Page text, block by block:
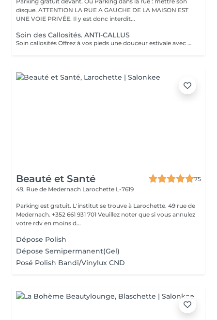
disque. ATTENTION LA RUE A GAUCHE DE LA MAISON EST
UNE VOIE PRIVÉE. Il y est donc interdit...
Soin des Callosités. ANTI-CALLUS
Soin callosités Offrez à vos pieds une douceur estivale avec notre soin anti-callosités. En 30 minutes, nous éliminons les zones rugueuses grâce à une soin professionnel ultra-efficace. Résultat : des pieds lisses, doux et prêts à se dévoiler dans vos sandales préférées. Parfait avant les beaux jours ! Attention, il ne s'agit pas d'une pédicure : nous ne nous occupons ni des ongles, ni de la pose de vernis.
Beauté et Santé
75
49, Rue de Medernach Larochette L-7619
Parking est gratuit. L'institut se trouve à Larochette. 49 rue de
Medernach. +352 661 931 701 Veuillez noter que si vous annulez
votre rdv en moins d...
Dépose Polish
Dépose Semipermanent(Gel)
Posé Polish Bandi/Vinylux CND